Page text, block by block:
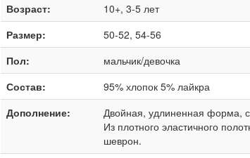
Возраст:
10+, 3-5 лет
Размер:
50-52, 54-56
Пол:
мальчик/девочка
Состав:
95% хлопок 5% лайкра
Дополнение:
Двойная, удлиненная форма,
Из плотного эластичного
шеврон.